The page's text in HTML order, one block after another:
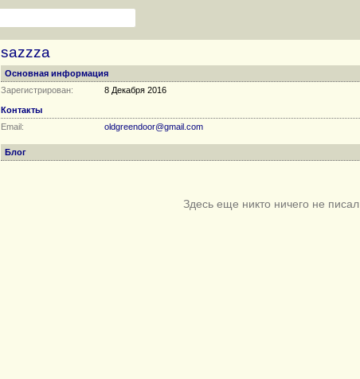
sazzza
Основная информация
Зарегистрирован:
8 Декабря 2016
Контакты
Email:
oldgreendoor@gmail.com
Блог
Здесь еще никто ничего не писал